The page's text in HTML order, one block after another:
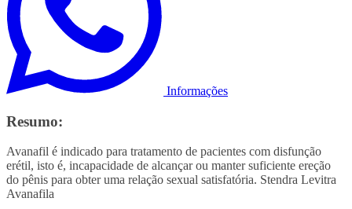
Informações
Resumo:
Avanafil é indicado para tratamento de pacientes com disfunção
erétil, isto é, incapacidade de alcançar ou manter suficiente ereção
do pênis para obter uma relação sexual satisfatória. Stendra Levitra
Avanafila